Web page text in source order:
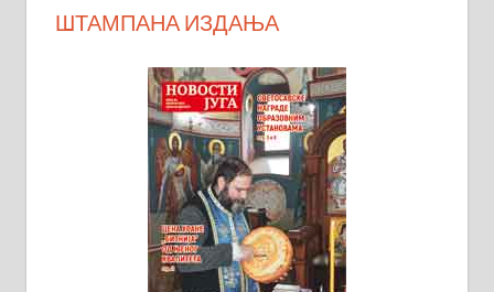
ШТАМПАНА ИЗДАЊА